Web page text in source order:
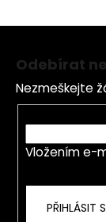
Odebírat
Nezmeškejte
Vložením e-
PŘIHLÁSIT